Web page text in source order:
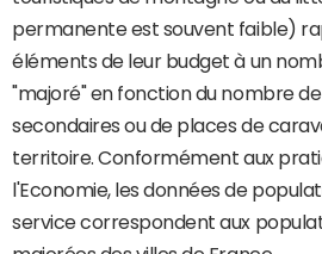
permanente est souvent faible)
éléments de leur budget à un
"majoré" en fonction du nombre
secondaires ou de places de
territoire. Conformément aux
l'Economie, les données de
service correspondent aux